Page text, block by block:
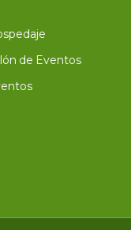
de Eventos